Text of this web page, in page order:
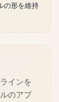
の形を維持
インを
のアプ